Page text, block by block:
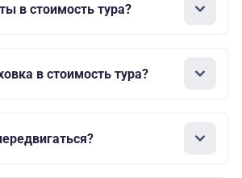
в стоимость тура?
в стоимость тура?